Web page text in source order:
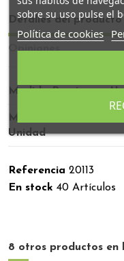
Detalles del producto
Opiniones
Medida Precio por
Medida Base Precio
Unidad
Referencia 20113
En stock 40 Artículos
8 otros productos en
sobre su uso pulse el
Política de cookies